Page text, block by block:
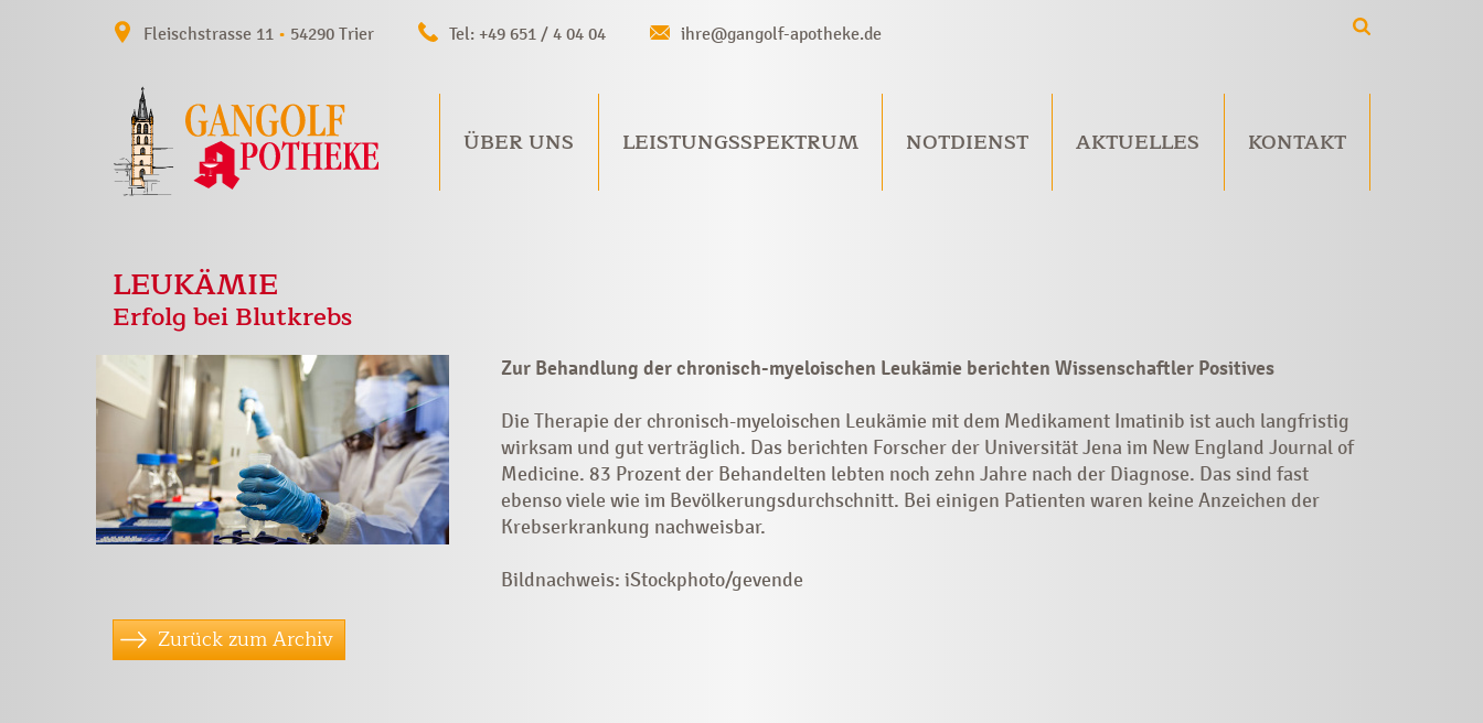
Fleischstrasse 11 • 54290 Trier Tel: +49 651 / 4 04 04 ihre@gangolf-apotheke.de
ÜBER UNS LEISTUNGSSPEKTRUM NOTDIENST AKTUELLES KONTAKT
LEUKÄMIE
Erfolg bei Blutkrebs
Zur Behandlung der chronisch-myeloischen Leukämie berichten Wissenschaftler Positives
Die Therapie der chronisch-myeloischen Leukämie mit dem Medikament Imatinib ist auch langfristig
wirksam und gut verträglich. Das berichten Forscher der Universität Jena im New England Journal of
Medicine. 83 Prozent der Behandelten lebten noch zehn Jahre nach der Diagnose. Das sind fast
ebenso viele wie im Bevölkerungsdurchschnitt. Bei einigen Patienten waren keine Anzeichen der
Krebserkrankung nachweisbar.
Bildnachweis: iStockphoto/gevende
Zurück zum Archiv